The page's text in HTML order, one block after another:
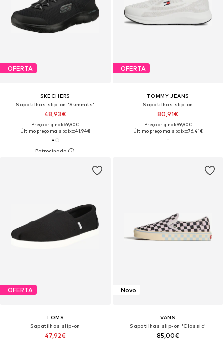
OFERTA
SKECHERS
Sapatilhas slip-on 'Summits'
48,93€
Preço original: 69,90€
Último preço mais baixo:41,94€
OFERTA
TOMMY JEANS
Sapatilhas slip-on
80,91€
Preço original: 99,90€
Último preço mais baixo:76,41€
OFERTA
TOMS
Sapatilhas slip-on
47,92€
Novo
VANS
Sapatilhas slip-on 'Classic'
85,00€